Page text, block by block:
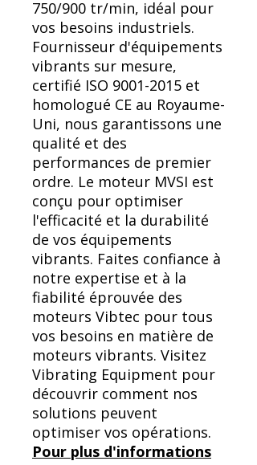
750/900 tr/min, idéal pour
vos besoins industriels.
Fournisseur d'équipements
vibrants sur mesure,
certifié ISO 9001-2015 et
homologué CE au Royaume-
Uni, nous garantissons une
qualité et des
performances de premier
ordre. Le moteur MVSI est
conçu pour optimiser
l'efficacité et la durabilité
de vos équipements
vibrants. Faites confiance à
notre expertise et à la
fiabilité éprouvée des
moteurs Vibtec pour tous
vos besoins en matière de
moteurs vibrants. Visitez
Vibrating Equipment pour
découvrir comment nos
solutions peuvent
optimiser vos opérations.
Pour plus d'informations